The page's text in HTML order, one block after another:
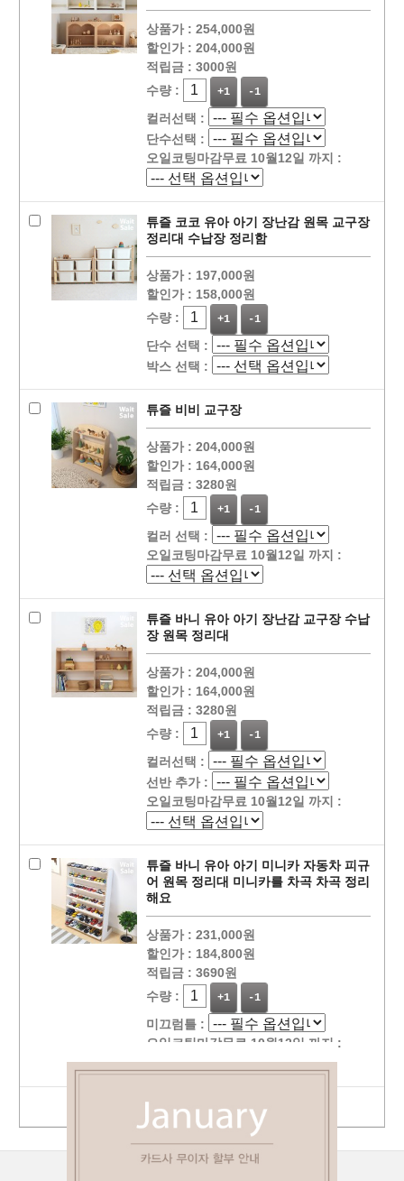
상품가 : 254,000원
할인가 : 204,000원
적립금 : 3000원
수량 :
+1 -1
컬러선택 :
단수선택 :
오일코팅마감무료 10월12일 까지 :
튜즐 코코 유아 아기 장난감 원목 교구장
정리대 수납장 정리함
상품가 : 197,000원
할인가 : 158,000원
수량 :
+1 -1
단수 선택 :
박스 선택 :
튜즐 비비 교구장
상품가 : 204,000원
할인가 : 164,000원
적립금 : 3280원
수량 :
+1 -1
컬러 선택 :
오일코팅마감무료 10월12일 까지 :
튜즐 바니 유아 아기 장난감 교구장 수납
장 원목 정리대
상품가 : 204,000원
할인가 : 164,000원
적립금 : 3280원
수량 :
+1 -1
컬러선택 :
선반 추가 :
오일코팅마감무료 10월12일 까지 :
튜즐 바니 유아 아기 미니카 자동차 피규
어 원목 정리대 미니카를 차곡 차곡 정리
해요
상품가 : 231,000원
할인가 : 184,800원
적립금 : 3690원
수량 :
+1 -1
미끄럼틀 :
오일코팅마감무료 10월12일 까지 :
선택상품 장바구니 담기
PC버젼 이용안내 고객센터